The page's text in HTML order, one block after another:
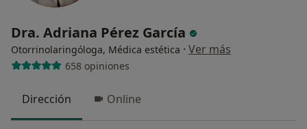
Dra. Adriana Pérez García
Otorrinolaringóloga, Médica estética · Ver más
658 opiniones
Dirección Online